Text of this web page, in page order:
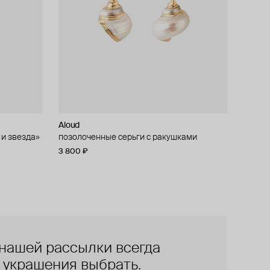
звезда»
Aloud
позолоченные серьги с ракушками
3 800 ₽
рассылки всегда
украшения выбрать.